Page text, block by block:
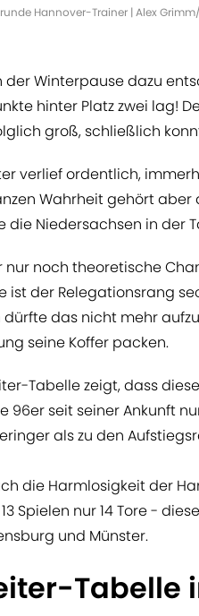
Hannover-Trainer | Alex
Winterpause dazu
hinter Platz zwei lag!
groß, schließlich
verlief ordentlich,
Wahrheit gehört
die Niedersachsen in der
noch theoretische
ist der Relegationsrang
das nicht mehr
seine Koffer packen.
Tabelle zeigt, dass
seit seiner Ankunft
als zu den
die Harmlosigkeit der
Spielen nur 14 Tore -
und Münster.
Tabelle